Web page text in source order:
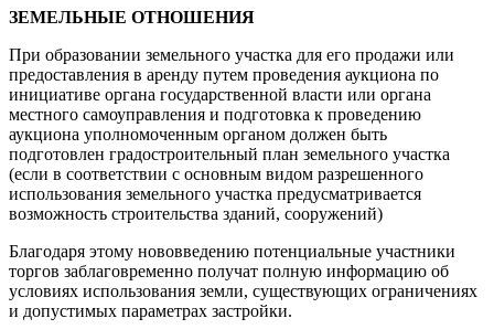
ЗЕМЕЛЬНЫЕ ОТНОШЕНИЯ
При образовании земельного участка для его продажи или
предоставления в аренду путем проведения аукциона по
инициативе органа государственной власти или органа
местного самоуправления и подготовка к проведению
аукциона уполномоченным органом должен быть
подготовлен градостроительный план земельного участка
(если в соответствии с основным видом разрешенного
использования земельного участка предусматривается
возможность строительства зданий, сооружений)
Благодаря этому нововведению потенциальные участники
торгов заблаговременно получат полную информацию об
условиях использования земли, существующих ограничениях
и допустимых параметрах застройки.